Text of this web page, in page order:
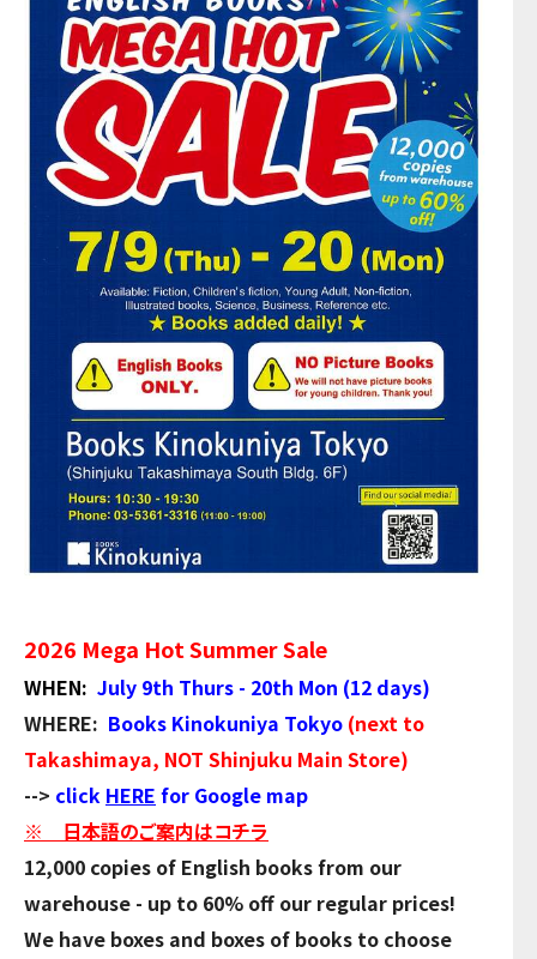
2026 Mega Hot Summer Sale
WHEN: July 9th Thurs - 20th Mon (12 days)
WHERE: Books Kinokuniya Tokyo (next to
Takashimaya, NOT Shinjuku Main Store)
--> click HERE for Google map
※ 日本語のご案内はコチラ
12,000 copies of English books from our
warehouse - up to 60% off our regular prices!
We have boxes and boxes of books to choose